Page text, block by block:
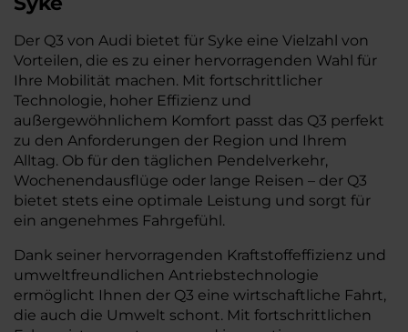
Der Q3 von Audi bietet für Syke eine Vielzahl von
Vorteilen, die es zu einer hervorragenden Wahl für
Ihre Mobilität machen. Mit fortschrittlicher
Technologie, hoher Effizienz und
außergewöhnlichem Komfort passt das Q3 perfekt
zu den Anforderungen der Region und Ihrem
Alltag. Ob für den täglichen Pendelverkehr,
Wochenendausflüge oder lange Reisen – der Q3
bietet stets eine optimale Leistung und sorgt für
ein angenehmes Fahrgefühl.
Dank seiner hervorragenden Kraftstoffeffizienz und
umweltfreundlichen Antriebstechnologie
ermöglicht Ihnen der Q3 eine wirtschaftliche Fahrt,
die auch die Umwelt schont. Mit fortschrittlichen